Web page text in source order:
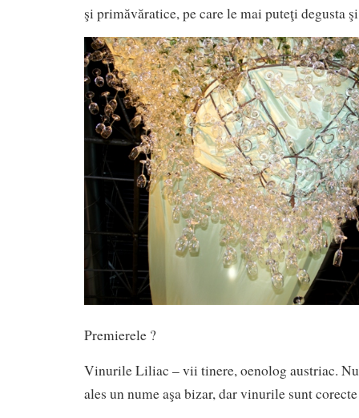
şi primăvăratice, pe care le mai puteţi degusta
Premierele ?
Vinurile Liliac – vii tinere, oenolog austriac. Nu
ales un nume aşa bizar, dar vinurile sunt